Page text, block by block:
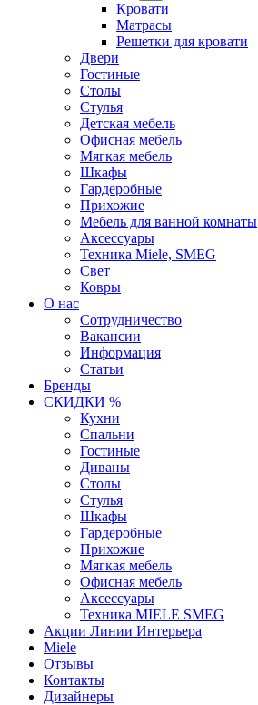
Кровати
Матрасы
Решетки для кровати
Двери
Гостиные
Столы
Стулья
Детская мебель
Офисная мебель
Мягкая мебель
Шкафы
Гардеробные
Прихожие
Мебель для ванной комнаты
Аксессуары
Техника Miele, SMEG
Свет
Ковры
О нас
Сотрудничество
Вакансии
Информация
Статьи
Бренды
СКИДКИ %
Кухни
Спальни
Гостиные
Диваны
Столы
Стулья
Шкафы
Гардеробные
Прихожие
Мягкая мебель
Офисная мебель
Аксессуары
Техника MIELE SMEG
Акции Линии Интерьера
Miele
Отзывы
Контакты
Дизайнеры